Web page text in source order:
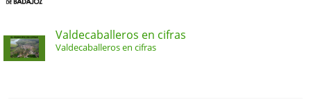
Valdecaballeros en cifras
Valdecaballeros en cifras